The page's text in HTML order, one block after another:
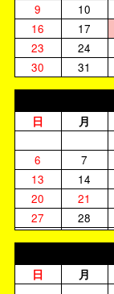
9
10
16
17
23
24
30
31
日 月
6
7
13
14
20
21
27
28
日 月